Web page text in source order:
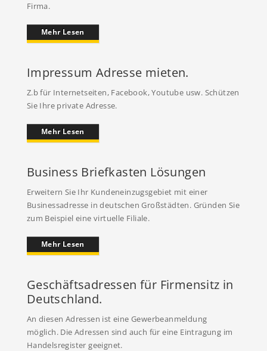
Firma.
Mehr Lesen
Impressum Adresse mieten.
Z.b für Internetseiten, Facebook, Youtube usw. Schützen
Sie Ihre private Adresse.
Mehr Lesen
Business Briefkasten Lösungen
Erweitern Sie Ihr Kundeneinzugsgebiet mit einer
Businessadresse in deutschen Großstädten. Gründen Sie
zum Beispiel eine virtuelle Filiale.
Mehr Lesen
Geschäftsadressen für Firmensitz in
Deutschland.
An diesen Adressen ist eine Gewerbeanmeldung
möglich. Die Adressen sind auch für eine Eintragung im
Handelsregister geeignet.